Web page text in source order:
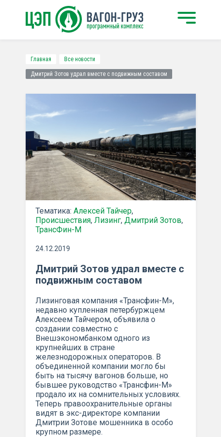
Главная Все новости
Дмитрий Зотов удрал вместе с подвижным составом
Тематика: Алексей Тайчер,
Происшествия, Лизинг, Дмитрий Зотов,
ТрансФин-М
24.12.2019
Дмитрий Зотов удрал вместе с
подвижным составом
Лизинговая компания «Трансфин-М»,
недавно купленная петербуржцем
Алексеем Тайчером, объявила о
создании совместно с
Внешэкономбанком одного из
крупнейших в стране
железнодорожных операторов. В
объединенной компании могло бы
быть на тысячу вагонов больше, но
бывшее руководство «Трансфин-М»
продало их на сомнительных условиях.
Теперь правоохранительные органы
видят в экс-директоре компании
Дмитрии Зотове мошенника в особо
крупном размере.